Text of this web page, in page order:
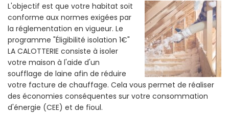
L'objectif est que votre habitat soit
conforme aux normes exigées par
la réglementation en vigueur. Le
programme "Éligibilité isolation 1€"
LA CALOTTERIE consiste à isoler
votre maison à l'aide d'un
soufflage de laine afin de réduire
votre facture de chauffage. Cela vous permet de réaliser
des économies conséquentes sur votre consommation
d'énergie (CEE) et de fioul.